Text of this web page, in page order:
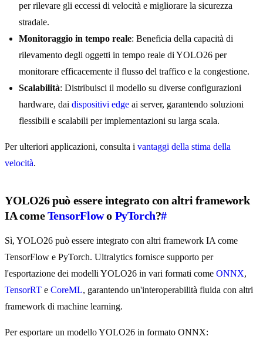
per rilevare gli eccessi di velocità e migliorare la sicurezza
stradale.
Monitoraggio in tempo reale: Beneficia della capacità di
rilevamento degli oggetti in tempo reale di YOLO26 per
monitorare efficacemente il flusso del traffico e la congestione.
Scalabilità: Distribuisci il modello su diverse configurazioni
hardware, dai dispositivi edge ai server, garantendo soluzioni
flessibili e scalabili per implementazioni su larga scala.
Per ulteriori applicazioni, consulta i vantaggi della stima della
velocità.
YOLO26 può essere integrato con altri framework
IA comeTensorFlowo PyTorch?#
Sì, YOLO26 può essere integrato con altri framework IA come
TensorFlow e PyTorch. Ultralytics fornisce supporto per
l'esportazione dei modelli YOLO26 in vari formati come ONNX,
TensorRT e CoreML, garantendo un'interoperabilità fluida con altri
framework di machine learning.
Per esportare un modello YOLO26 in formato ONNX: